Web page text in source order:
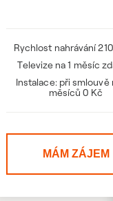
Rychlost nahrávání
Televize na 1 měsíc
Instalace: při smlouvě
měsíců 0 Kč
MÁM ZÁJEM